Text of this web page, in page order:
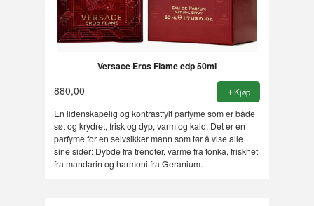
Versace Eros Flame edp 50ml
880,00 Kjøp
En lidenskapelig og kontrastfylt parfyme som er både
søt og krydret, frisk og dyp, varm og kald. Det er en
parfyme for en selvsikker mann som tør å vise alle
sine sider: Dybde fra trenoter, varme fra tonka, friskhet
fra mandarin og harmoni fra Geranium.